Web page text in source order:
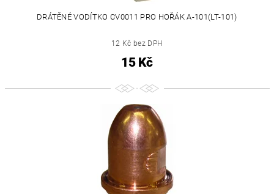
DRÁTĚNÉ VODÍTKO CV0011 PRO HOŘÁK A-101(LT-101)
12 Kč bez DPH
15 Kč